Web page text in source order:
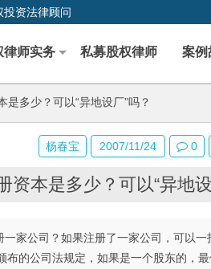
资法律顾问
律师实务 私募股权律师 案例
多少？可以“异地设厂”吗？
本是多少？可以“异地设
家公司？如果注册了一家公司，可以
的公司法规定，如果是一个股东的，
杨春宝 2007/11/24 0